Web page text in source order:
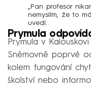
„Pan profesor
nemyslím, že to
uvedl.
Prymula
Prymula v
Sněmovně poprvé
kolem fungování
školství nebo